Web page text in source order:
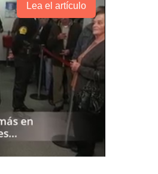
Lea el artículo